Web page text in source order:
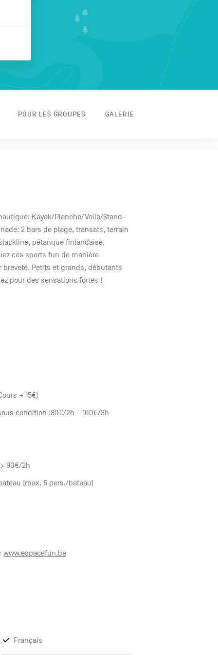
POUR LES GROUPES GALERIE
Kayak/Planche/Voile/Stand-
2 bars de plage, transats, terrain
pétanque finlandaise,
ces sports fun de manière
Petits et grands, débutants
pour des sensations fortes !
+ 15€)
condition :80€/2h – 100€/3h
90€/2h
(max. 5 pers./bateau)
www.espacefun.be
Français